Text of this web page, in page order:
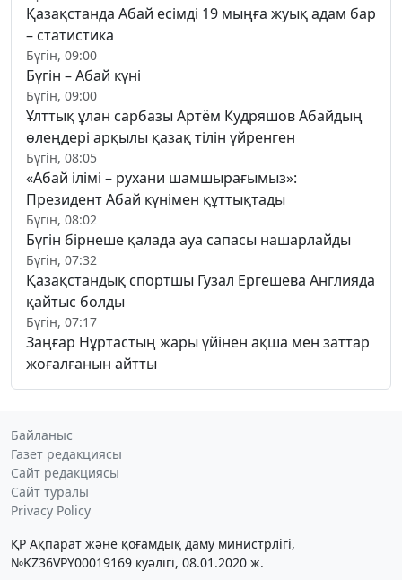
Қазақстанда Абай есімді 19 мыңға жуық адам бар
– статистика
Бүгін, 09:00
Бүгін – Абай күні
Бүгін, 09:00
Ұлттық ұлан сарбазы Артём Кудряшов Абайдың
өлеңдері арқылы қазақ тілін үйренген
Бүгін, 08:05
«Абай ілімі – рухани шамшырағымыз»:
Президент Абай күнімен құттықтады
Бүгін, 08:02
Бүгін бірнеше қалада ауа сапасы нашарлайды
Бүгін, 07:32
Қазақстандық спортшы Гузал Ергешева Англияда
қайтыс болды
Бүгін, 07:17
Заңғар Нұртастың жары үйінен ақша мен заттар
жоғалғанын айтты
Байланыс
Газет редакциясы
Сайт редакциясы
Сайт туралы
Privacy Policy
ҚР Ақпарат және қоғамдық даму министрлігі,
№KZ36VPY00019169 куәлігі, 08.01.2020 ж.